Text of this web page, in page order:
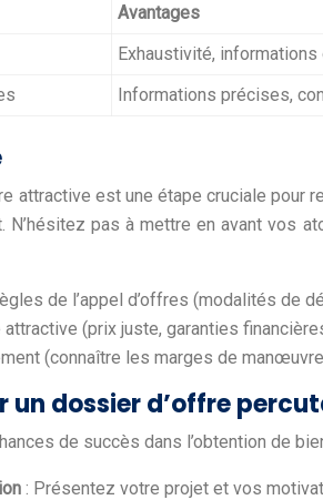
Avantages
Exhaustivité,
Informations précises,
attractive est une étape cruciale
N’hésitez pas à mettre en avant vos
de l’appel d’offres (modalités de
(prix juste, garanties
(connaître les marges de
un dossier d’offre
de succès dans l’obtention de
: Présentez votre projet et vos